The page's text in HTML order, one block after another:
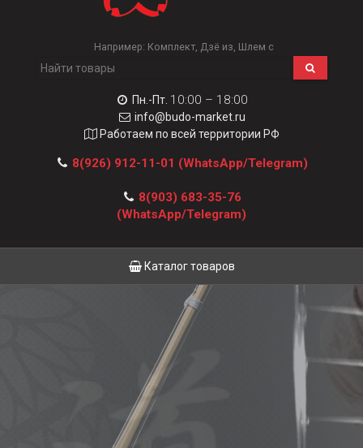
Например: Комплект Дзё из Шлем с
Пн.-Пт. 10:00 – 18:00
info@budo-market.ru
Работаем по всей территории РФ
8(926) 912-11-01 (WhatsApp/Telegram)
8(903) 683-35-76
(WhatsApp/Telegram)
Каталог товаров